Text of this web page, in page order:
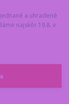
a uhradené
najskôr 19.8. v